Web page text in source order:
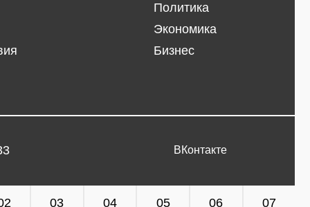
Политика
Экономика
Бизнес
ВКонтакте
03 04 05 06 07